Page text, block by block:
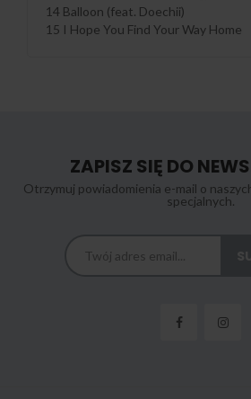
14 Balloon (feat. Doechii)
15 I Hope You Find Your Way Home
ZAPISZ SIĘ DO
Otrzymuj powiadomienia e-mail o
specjalnych.